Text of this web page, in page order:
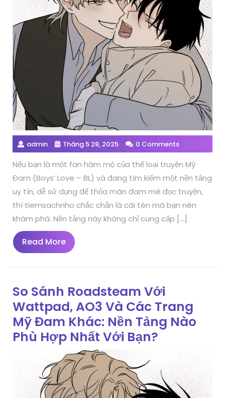
admin Tháng 5 28, 2025 0 Comments
Nếu bạn là một fan hâm mộ của thể loại truyện Mỹ
Đam (Boys’ Love – BL) và đang tìm kiếm một nền tảng
uy tín, dễ sử dụng để thỏa mãn đam mê đọc truyện,
thì tiemsachnho chắc chắn là cái tên mà bạn nên
khám phá. Nền tảng này không chỉ cung cấp […]
Read MoreRead
More
So Sánh Roadsteam Với
Wattpad, AO3 Và Các Trang
Mỹ Đam Khác: Nền Tảng Nào
Phù Hợp Nhất Với Bạn?